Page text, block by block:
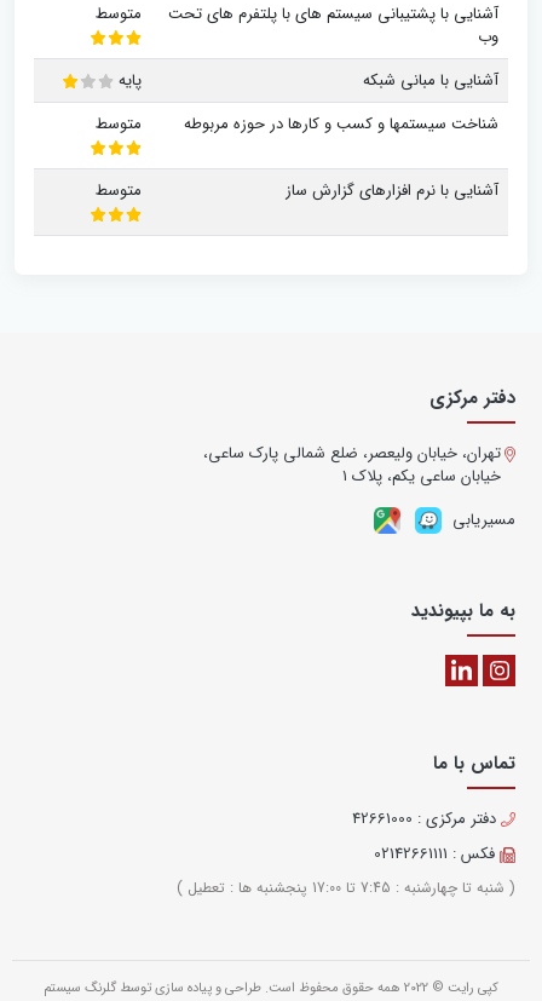
آشنایی با پشتیبانی سیستم های با پلتفرم های تحت
وب
متوسط
آشنایی با مبانی شبکه
پایه
شناخت سیستمها و کسب و کارها در حوزه مربوطه
متوسط
آشنایی با نرم افزارهای گزارش ساز متوسط
دفتر مرکزی
تهران، خیابان ولیعصر، ضلع شمالی پارک ساعی،
خیابان ساعی یکم، پلاک ۱
مسیریابی
به ما بپیوندید
تماس با ما
دفتر مرکزی : 42661000
فکس : 02142661111
( شنبه تا چهارشنبه : 7:45 تا 17:00 پنجشنبه ها : تعطیل )
کپی رایت © 2022 همه حقوق محفوظ است. طراحی و پیاده سازی توسط گلرنگ سیستم